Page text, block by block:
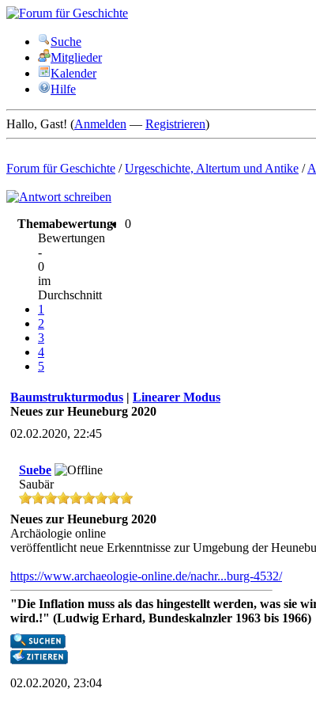
Suche
Mitglieder
Kalender
Hilfe
Hallo, Gast! (Anmelden — Registrieren)
Forum für Geschichte /Urgeschichte, Altertum und Antike /
Themabewertung:
0
Bewertungen
-
0
im
Durchschnitt
1
2
3
4
5
Baumstrukturmodus | Linearer Modus
Neues zur Heuneburg 2020
02.02.2020, 22:45
Suebe
Saubär
Neues zur Heuneburg 2020
Archäologie online
veröffentlicht neue Erkenntnisse zur Umgebung der
https://www.archaeologie-online.de/nachr...burg-4532/
"Die Inflation muss als das hingestellt werden, was sie
wird.!" (Ludwig Erhard, Bundeskalnzler 1963 bis 1966)
02.02.2020, 23:04